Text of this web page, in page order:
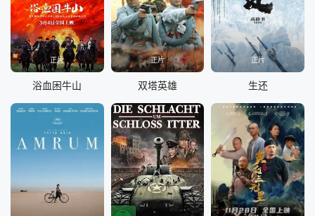
正片
浴血困牛山
正片
双塔英雄
正片
生还